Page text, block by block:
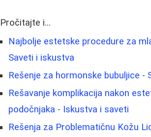
Pročitajte i...
Najbolje estetske procedure za
Saveti i iskustva
Rešenje za hormonske bubuljice -
Rešavanje komplikacija nakon
podočnjaka - Iskustva i saveti
Rešenja za Problematičnu Kožu